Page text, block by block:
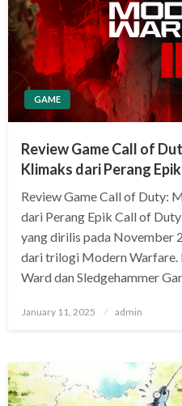
GAME
Review Game Call of
Klimaks dari Perang Epik
Review Game Call of Duty:
dari Perang Epik Call of
yang dirilis pada November
dari trilogi Modern
Ward dan Sledgehammer
Posted
January 11, 2025 admin